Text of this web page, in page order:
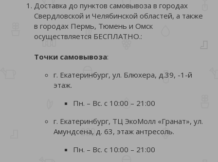
Доставка до пунктов самовывоза в городах
Свердловской и Челябинской областей, а также
в городах Пермь, Тюмень и Омск
осуществляется БЕСПЛАТНО.:
Точки самовывоза:
г. Екатеринбург, ул. Блюхера, д.39, -1-й
этаж.
Пн. – Вс. с 10:00 – 21:00
г. Екатеринбург, ТЦ ЭкоМолл «Гранат», ул.
Амундсена, д. 63, этаж антресоль.
Пн. – Вс. с 10:00 – 21:00